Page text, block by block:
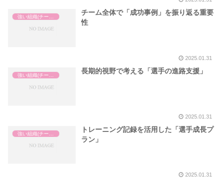
チーム全体で「成功事例」を振り返る重要
性
2025.01.31
長期的視野で考える「選手の進路支援」
2025.01.31
トレーニング記録を活用した「選手成長プ
ラン」
2025.01.31